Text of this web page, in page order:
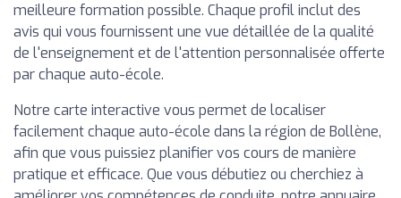
meilleure formation possible. Chaque profil inclut des
avis qui vous fournissent une vue détaillée de la qualité
de l'enseignement et de l'attention personnalisée offerte
par chaque auto-école.
Notre carte interactive vous permet de localiser
facilement chaque auto-école dans la région de Bollène,
afin que vous puissiez planifier vos cours de manière
pratique et efficace. Que vous débutiez ou cherchiez à